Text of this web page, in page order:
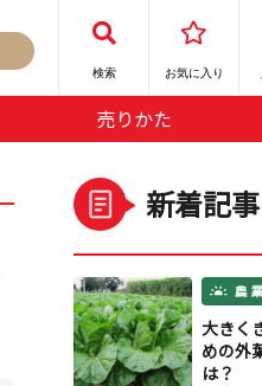
検索 お気に⼊り
売りかた
新着記事
大きく
めの外
は？